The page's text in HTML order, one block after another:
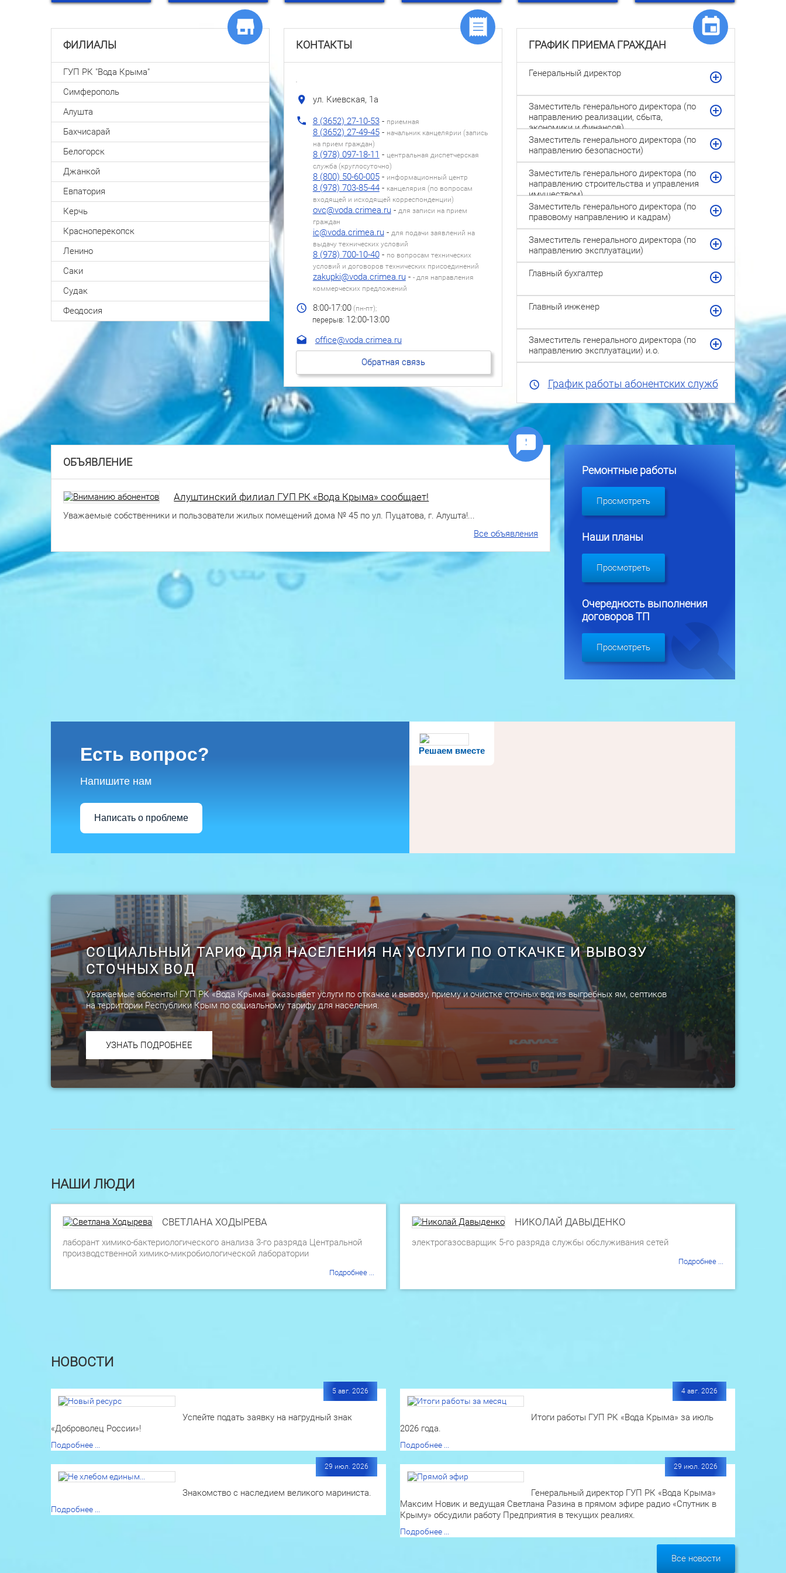
ФИЛИАЛЫ
ГУП РК "Вода Крыма"
Симферополь
Алушта
Бахчисарай
Белогорск
Джанкой
Евпатория
Керчь
Красноперекопск
Ленино
Саки
Судак
Феодосия
КОНТАКТЫ
ул. Киевская, 1а
8 (3652) 27-10-53- приемная
8 (3652) 27-49-45- начальник канцелярии (запись
на прием граждан)
8 (978) 097-18-11 - центральная диспетчерская
служба (круглосуточно)
8 (800) 50-60-005- информационный центр
8 (978) 703-85-44- канцелярия (по вопросам
входящей и исходящей корреспонденции)
ovc@voda.crimea.ru- для записи на прием
граждан
ic@voda.crimea.ru- для подачи заявлений на
выдачу технических условий
8 (978) 700-10-40- по вопросам технических
условий и договоров технических присоединений
zakupki@voda.crimea.ru- - для направления
коммерческих предложений
8:00-17:00(пн-пт);
перерыв: 12:00-13:00
ur.aemirc.adov@eciffo
Обратная связь
ГРАФИК ПРИЕМА ГРАЖДАН
Генеральный директор
Заместитель генерального директора (по
направлению реализации, сбыта,
экономики и финансов)
Заместитель генерального директора (по
направлению безопасности)
Заместитель генерального директора (по
направлению строительства и управления
имуществом)
Заместитель генерального директора (по
правовому направлению и кадрам)
Заместитель генерального директора (по
направлению эксплуатации)
Главный бухгалтер
Главный инженер
Заместитель генерального директора (по
направлению эксплуатации) и.о.
График работы абонентских служб
Ремонтные работы
Просмотреть
Наши планы
Просмотреть
Очередность выполнения
договоров ТП
Просмотреть
ОБЪЯВЛЕНИЕ
Алуштинский филиал ГУП РК «Вода Крыма» сообщает!
Уважаемые собственники и пользователи жилых помещений дома № 45 по ул. Пуцатова, г. Алушта!...
Все объявления
Решаем вместе
Есть вопрос?
Напишите нам
Написать о проблеме
СОЦИАЛЬНЫЙ ТАРИФ ДЛЯ НАСЕЛЕНИЯ НА УСЛУГИ ПО ОТКАЧКЕ И ВЫВОЗУ
СТОЧНЫХ ВОД
Уважаемые абоненты! ГУП РК «Вода Крыма» оказывает услуги по откачке и вывозу, приему и очистке сточных вод из выгребных ям, септиков
на территории Республики Крым по социальному тарифу для населения.
УЗНАТЬ ПОДРОБНЕЕ
НАШИ ЛЮДИ
СВЕТЛАНА ХОДЫРЕВА
лаборант химико-бактериологического анализа 3-го разряда Центральной
производственной химико-микробиологической лаборатории
Подробнее ...
НИКОЛАЙ ДАВЫДЕНКО
электрогазосварщик 5-го разряда службы обслуживания сетей
Подробнее ...
НОВОСТИ
5 авг. 2026
Успейте подать заявку на нагрудный знак
«Доброволец России»!
Подробнее ...
4 авг. 2026
Итоги работы ГУП РК «Вода Крыма» за июль
2026 года.
Подробнее ...
29 июл. 2026
Знакомство с наследием великого мариниста.
Подробнее ...
29 июл. 2026
Генеральный директор ГУП РК «Вода Крыма»
Максим Новик и ведущая Светлана Разина в прямом эфире радио «Спутник в
Крыму» обсудили работу Предприятия в текущих реалиях.
Подробнее ...
Все новости